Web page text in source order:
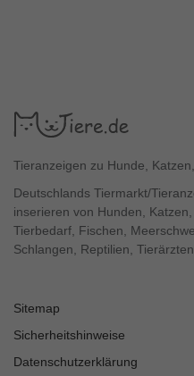
Tieranzeigen zu Hunde,
Deutschlands Tiermarkt/
inserieren von Hunden,
Tierbedarf, Fischen,
Schlangen, Reptilien,
Sitemap
Sicherheitshinweise
Datenschutzerklärung